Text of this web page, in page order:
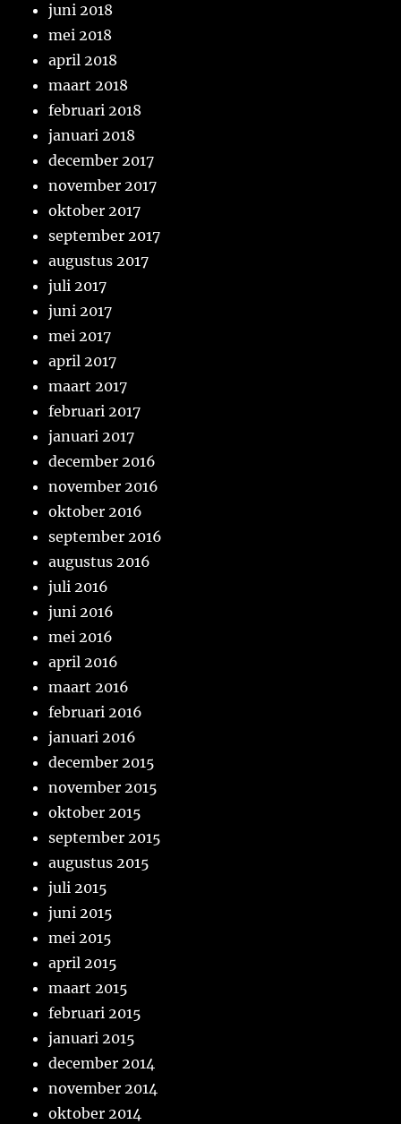
juni 2018
mei 2018
april 2018
maart 2018
februari 2018
januari 2018
december 2017
november 2017
oktober 2017
september 2017
augustus 2017
juli 2017
juni 2017
mei 2017
april 2017
maart 2017
februari 2017
januari 2017
december 2016
november 2016
oktober 2016
september 2016
augustus 2016
juli 2016
juni 2016
mei 2016
april 2016
maart 2016
februari 2016
januari 2016
december 2015
november 2015
oktober 2015
september 2015
augustus 2015
juli 2015
juni 2015
mei 2015
april 2015
maart 2015
februari 2015
januari 2015
december 2014
november 2014
oktober 2014